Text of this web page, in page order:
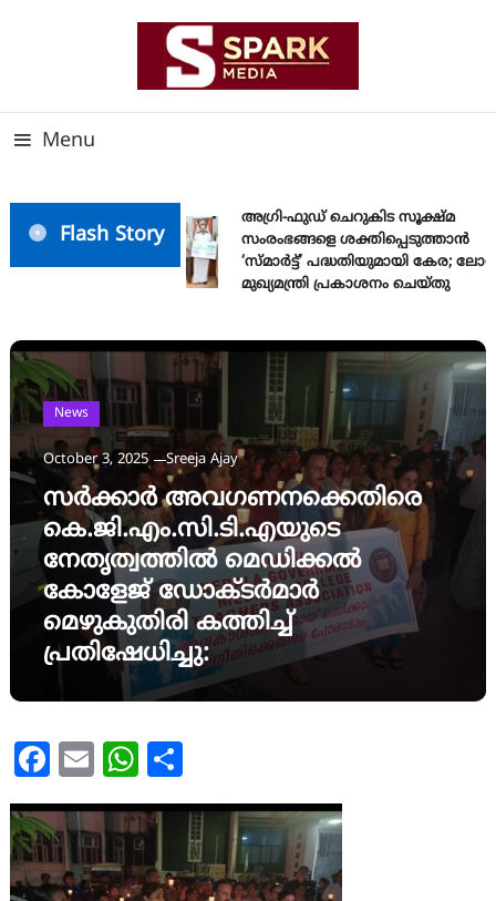
Menu
Flash Story
അഗ്രി-ഫുഡ് ചെറുകിട സൂക്ഷ്മ
സംരംഭങ്ങളെ ശക്തിപ്പെടുത്താന്‍
‘സ്മാര്‍ട്ട്’ പദ്ധതിയുമായി കേര;
മുഖ്യമന്ത്രി പ്രകാശനം ചെയ്തു
News
October 3, 2025 Sreeja Ajay
സർക്കാർ അവഗണനക്കെതിരെ
കെ.ജി.എം.സി.ടി.എയുടെ
നേതൃത്വത്തിൽ മെഡിക്കൽ
കോളേജ് ഡോക്ടർമാർ
മെഴുകുതിരി കത്തിച്ച്
പ്രതിഷേധിച്ചു:
Facebook
Email WhatsApp